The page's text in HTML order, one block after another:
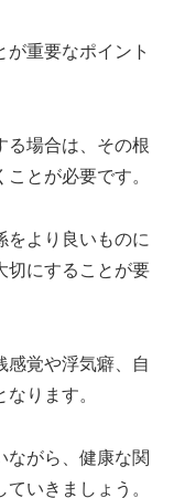
重要なポイント
る場合は、その根
とが必要です。
をより良いものに
切にすることが要
感覚や浮気癖、自
ります。
ながら、健康な関
いきましょう。